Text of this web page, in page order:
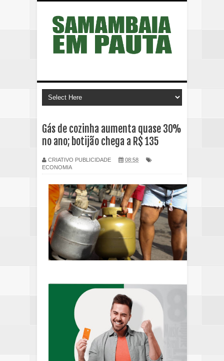
Gás de cozinha aumenta quase 30%
no ano; botijão chega a R$ 135
CRIATIVO PUBLICIDADE
08:58
ECONOMIA